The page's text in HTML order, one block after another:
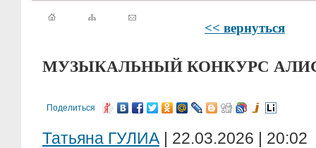
<< вернуться
МУЗЫКАЛЬНЫЙ КОНКУРС
Поделиться
Татьяна ГУЛИА | 22.03.2026 | 20:02